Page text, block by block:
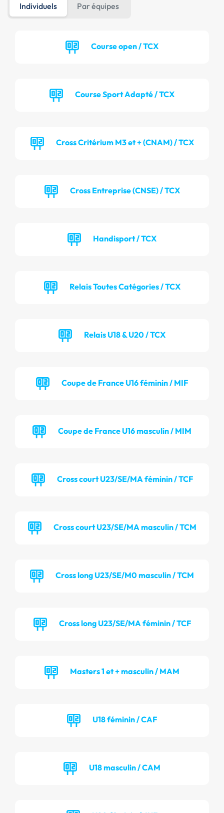
Individuels Par équipes
Course open / TCX
Course Sport Adapté / TCX
Cross Critérium M3 et + (CNAM) / TCX
Cross Entreprise (CNSE) / TCX
Handisport / TCX
Relais Toutes Catégories / TCX
Relais U18 & U20 / TCX
Coupe de France U16 féminin / MIF
Coupe de France U16 masculin / MIM
Cross court U23/SE/MA féminin / TCF
Cross court U23/SE/MA masculin / TCM
Cross long U23/SE/M0 masculin / TCM
Cross long U23/SE/MA féminin / TCF
Masters 1 et + masculin / MAM
U18 féminin / CAF
U18 masculin / CAM